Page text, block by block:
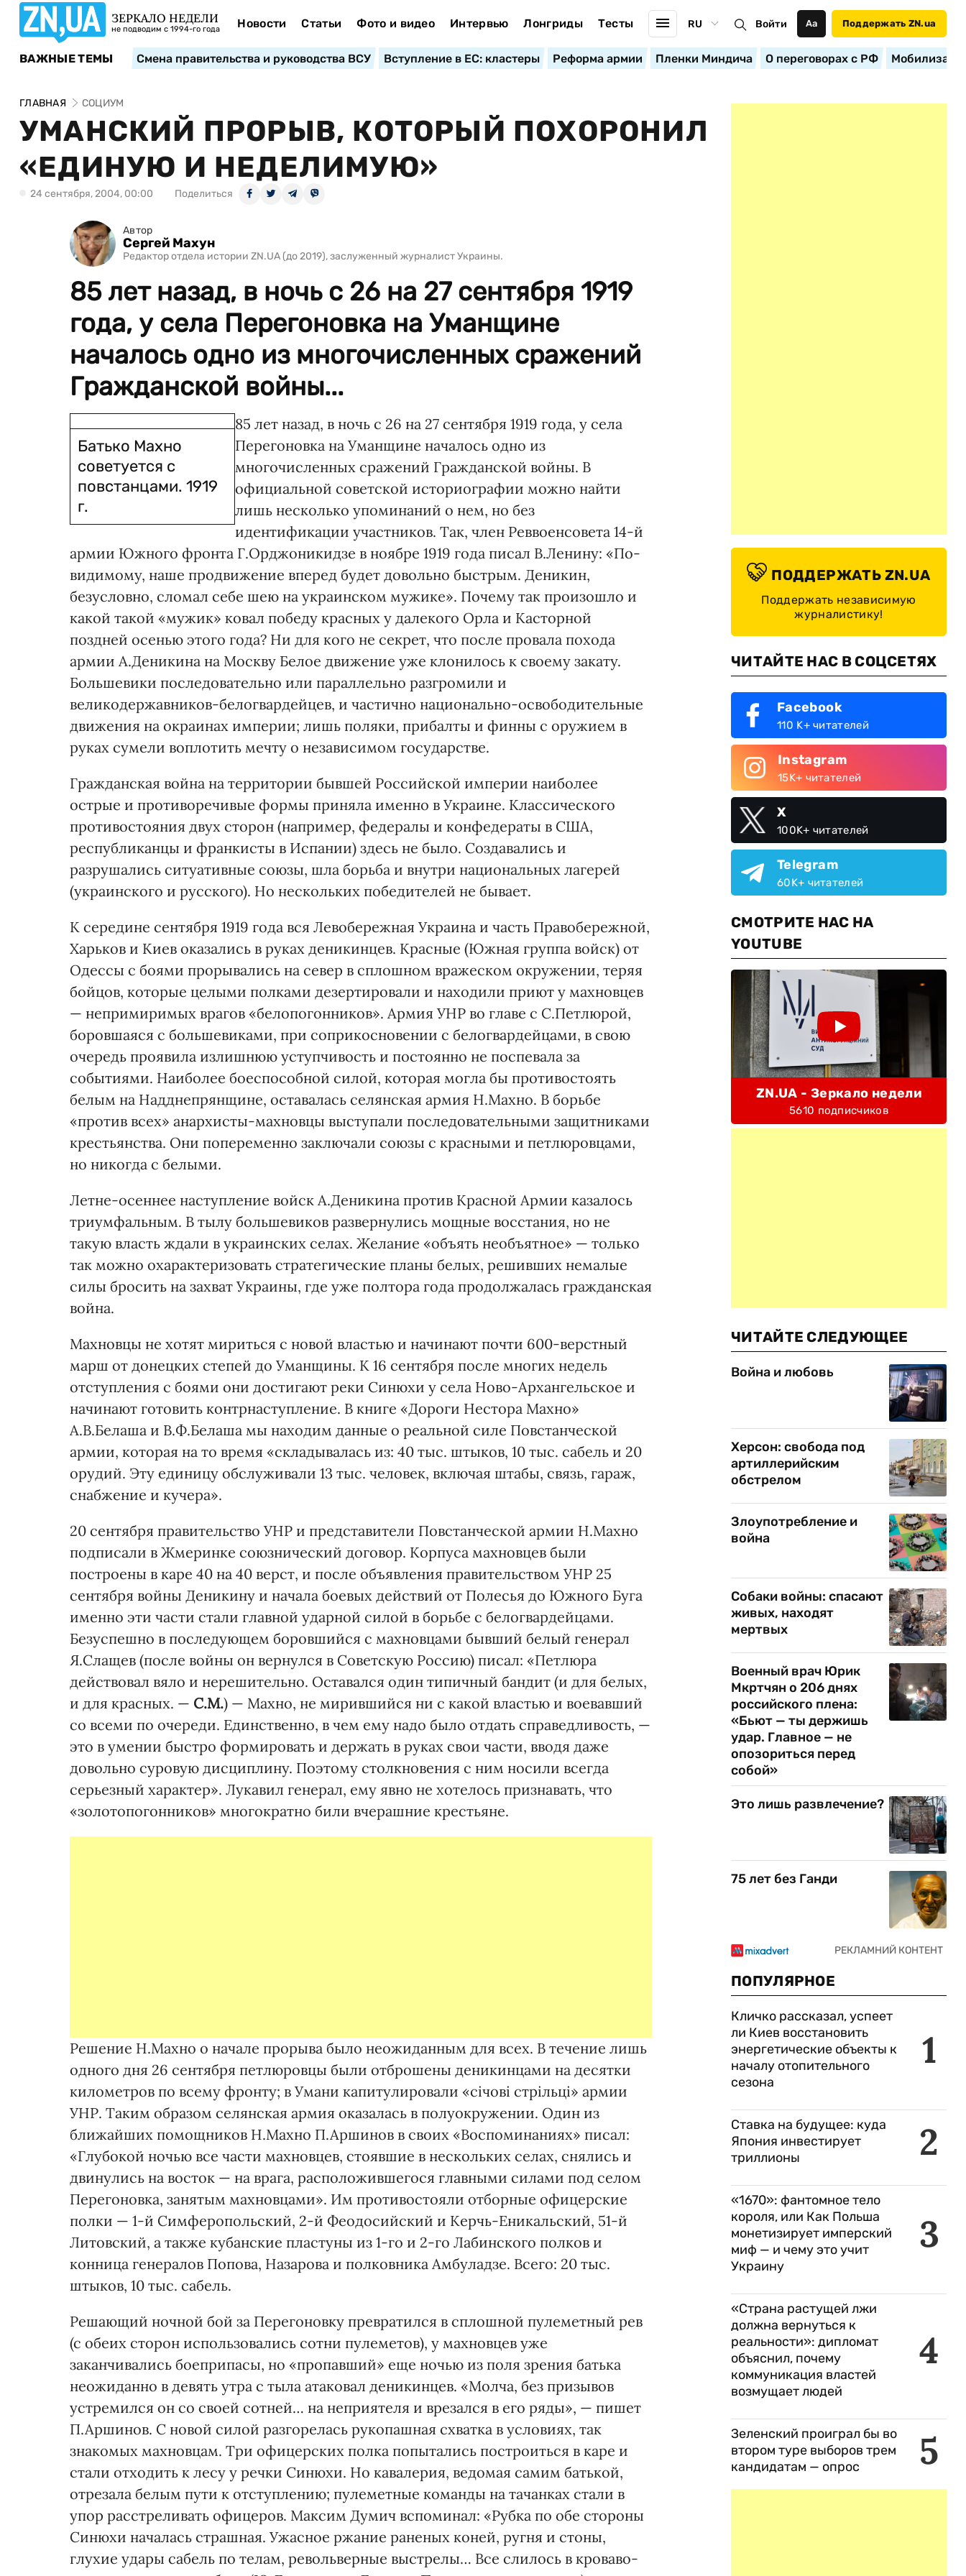
ЗЕРКАЛО НЕДЕЛИ
не подводим с 1994-го года Новости Статьи Фото и видео Интервью Лонгриды Тесты RU Войти Аа Поддержать ZN.ua
ВАЖНЫЕ ТЕМЫ Смена правительства и руководства ВСУ Вступление в ЕС: кластеры Реформа армии Пленки Миндича О переговорах с РФ
ГЛАВНАЯ СОЦИУМ
УМАНСКИЙ ПРОРЫВ, КОТОРЫЙ ПОХОРОНИЛ
«ЕДИНУЮ И НЕДЕЛИМУЮ»
24 сентября, 2004, 00:00 Поделиться
Автор
Сергей Махун
Редактор отдела истории ZN.UA (до 2019), заслуженный журналист Украины.
85 лет назад, в ночь с 26 на 27 сентября 1919
года, у села Перегоновка на Уманщине
началось одно из многочисленных сражений
Гражданской войны...
Батько Махно
советуется с
повстанцами. 1919
г.
85 лет назад, в ночь с 26 на 27 сентября 1919 года, у села
Перегоновка на Уманщине началось одно из
многочисленных сражений Гражданской войны. В
официальной советской историографии можно найти
лишь несколько упоминаний о нем, но без
идентификации участников. Так, член Реввоенсовета 14-й
армии Южного фронта Г.Орджоникидзе в ноябре 1919 года писал В.Ленину: «По-
видимому, наше продвижение вперед будет довольно быстрым. Деникин,
безусловно, сломал себе шею на украинском мужике». Почему так произошло и
какой такой «мужик» ковал победу красных у далекого Орла и Касторной
поздней осенью этого года? Ни для кого не секрет, что после провала похода
армии А.Деникина на Москву Белое движение уже клонилось к своему закату.
Большевики последовательно или параллельно разгромили и
великодержавников-белогвардейцев, и частично национально-освободительные
движения на окраинах империи; лишь поляки, прибалты и финны с оружием в
руках сумели воплотить мечту о независимом государстве.
Гражданская война на территории бывшей Российской империи наиболее
острые и противоречивые формы приняла именно в Украине. Классического
противостояния двух сторон (например, федералы и конфедераты в США,
республиканцы и франкисты в Испании) здесь не было. Создавались и
разрушались ситуативные союзы, шла борьба и внутри национальных лагерей
(украинского и русского). Но нескольких победителей не бывает.
К середине сентября 1919 года вся Левобережная Украина и часть Правобережной,
Харьков и Киев оказались в руках деникинцев. Красные (Южная группа войск) от
Одессы с боями прорывались на север в сплошном вражеском окружении, теряя
бойцов, которые целыми полками дезертировали и находили приют у махновцев
— непримиримых врагов «белопогонников». Армия УНР во главе с С.Петлюрой,
боровшаяся с большевиками, при соприкосновении с белогвардейцами, в свою
очередь проявила излишнюю уступчивость и постоянно не поспевала за
событиями. Наиболее боеспособной силой, которая могла бы противостоять
белым на Надднепрянщине, оставалась селянская армия Н.Махно. В борьбе
«против всех» анархисты-махновцы выступали последовательными защитниками
крестьянства. Они попеременно заключали союзы с красными и петлюровцами,
но никогда с белыми.
Летне-осеннее наступление войск А.Деникина против Красной Армии казалось
триумфальным. В тылу большевиков развернулись мощные восстания, но не
такую власть ждали в украинских селах. Желание «объять необъятное» — только
так можно охарактеризовать стратегические планы белых, решивших немалые
силы бросить на захват Украины, где уже полтора года продолжалась гражданская
война.
Махновцы не хотят мириться с новой властью и начинают почти 600-верстный
марш от донецких степей до Уманщины. К 16 сентября после многих недель
отступления с боями они достигают реки Синюхи у села Ново-Архангельское и
начинают готовить контрнаступление. В книге «Дороги Нестора Махно»
А.В.Белаша и В.Ф.Белаша мы находим данные о реальной силе Повстанческой
армии, которая на то время «складывалась из: 40 тыс. штыков, 10 тыс. сабель и 20
орудий. Эту единицу обслуживали 13 тыс. человек, включая штабы, связь, гараж,
снабжение и кучера».
20 сентября правительство УНР и представители Повстанческой армии Н.Махно
подписали в Жмеринке союзнический договор. Корпуса махновцев были
построены в каре 40 на 40 верст, и после объявления правительством УНР 25
сентября войны Деникину и начала боевых действий от Полесья до Южного Буга
именно эти части стали главной ударной силой в борьбе с белогвардейцами.
Безуспешно в последующем боровшийся с махновцами бывший белый генерал
Я.Слащев (после войны он вернулся в Советскую Россию) писал: «Петлюра
действовал вяло и нерешительно. Оставался один типичный бандит (и для белых,
и для красных. — С.М.) — Махно, не мирившийся ни с какой властью и воевавший
со всеми по очереди. Единственно, в чем ему надо было отдать справедливость, —
это в умении быстро формировать и держать в руках свои части, вводя даже
довольно суровую дисциплину. Поэтому столкновения с ним носили всегда
серьезный характер». Лукавил генерал, ему явно не хотелось признавать, что
«золотопогонников» многократно били вчерашние крестьяне.
Решение Н.Махно о начале прорыва было неожиданным для всех. В течение лишь
одного дня 26 сентября петлюровцы были отброшены деникинцами на десятки
километров по всему фронту; в Умани капитулировали «січові стрільці» армии
УНР. Таким образом селянская армия оказалась в полуокружении. Один из
ближайших помощников Н.Махно П.Аршинов в своих «Воспоминаниях» писал:
«Глубокой ночью все части махновцев, стоявшие в нескольких селах, снялись и
двинулись на восток — на врага, расположившегося главными силами под селом
Перегоновка, занятым махновцами». Им противостояли отборные офицерские
полки — 1-й Симферопольский, 2-й Феодосийский и Керчь-Еникальский, 51-й
Литовский, а также кубанские пластуны из 1-го и 2-го Лабинского полков и
конница генералов Попова, Назарова и полковника Амбуладзе. Всего: 20 тыс.
штыков, 10 тыс. сабель.
Решающий ночной бой за Перегоновку превратился в сплошной пулеметный рев
(с обеих сторон использовались сотни пулеметов), у махновцев уже
заканчивались боеприпасы, но «пропавший» еще ночью из поля зрения батька
неожиданно в девять утра с тыла атаковал деникинцев. «Молча, без призывов
устремился он со своей сотней… на неприятеля и врезался в его ряды», — пишет
П.Аршинов. С новой силой разгорелась рукопашная схватка в условиях, так
знакомых махновцам. Три офицерских полка попытались построиться в каре и
стали отходить к лесу у речки Синюхи. Но кавалерия, ведомая самим батькой,
отрезала белым пути к отступлению; пулеметные команды на тачанках стали в
упор расстреливать офицеров. Максим Думич вспоминал: «Рубка по обе стороны
Синюхи началась страшная. Ужасное ржание раненых коней, ругня и стоны,
глухие удары сабель по телам, револьверные выстрелы… Все слилось в кроваво-
ПОДДЕРЖАТЬ ZN.UA
Поддержать независимую
журналистику!
ЧИТАЙТЕ НАС В СОЦСЕТЯХ
Facebook
110 K+ читателей
Instagram
15K+ читателей
X
100K+ читателей
Telegram
60K+ читателей
СМОТРИТЕ НАС НА
YOUTUBE
ZN.UA - Зеркало недели
5610 подписчиков
ЧИТАЙТЕ СЛЕДУЮЩЕЕ
Война и любовь
Херсон: свобода под
артиллерийским
обстрелом
Злоупотребление и
война
Собаки войны: спасают
живых, находят
мертвых
Военный врач Юрик
Мкртчян о 206 днях
российского плена:
«Бьют — ты держишь
удар. Главное — не
опозориться перед
собой»
Это лишь развлечение?
75 лет без Ганди
ПОПУЛЯРНОЕ
1
Кличко рассказал, успеет
ли Киев восстановить
энергетические объекты к
началу отопительного
сезона
2
Ставка на будущее: куда
Япония инвестирует
триллионы
3
«1670»: фантомное тело
короля, или Как Польша
монетизирует имперский
миф — и чему это учит
Украину
4
«Страна растущей лжи
должна вернуться к
реальности»: дипломат
объяснил, почему
коммуникация властей
возмущает людей
5
Зеленский проиграл бы во
втором туре выборов трем
кандидатам — опрос